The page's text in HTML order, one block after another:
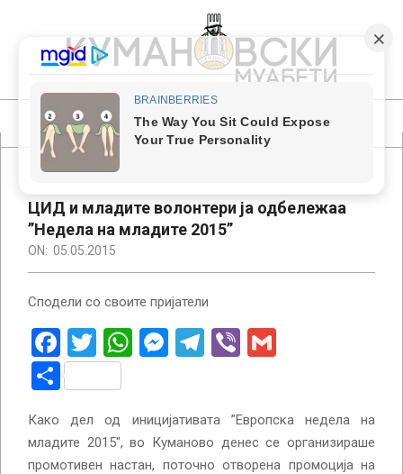
content
КУМАНОВСКИ
МУАБЕТИ
Primary
Navigation
ЦИД и младите волонтери ја одбележаа
”Недела на младите 2015”
ON: 05.05.2015
Сподели со своите пријатели
Facebook
Twitter
WhatsApp
Messenger
Telegram
Viber
Share
Како дел од иницијативата ”Европска недела на
младите 2015″, во Куманово денес се организираше
промотивен настан, поточно отворена промоција на